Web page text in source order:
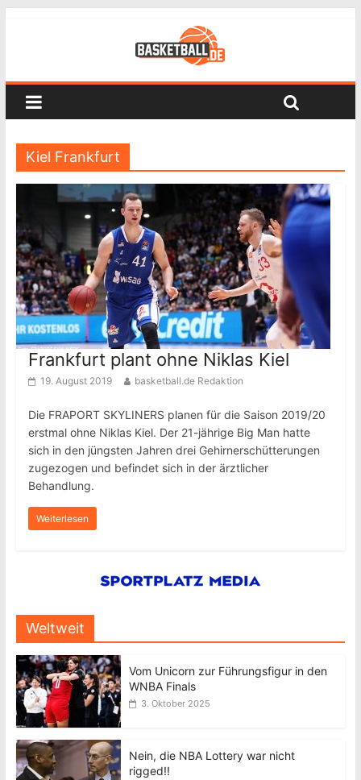
Kiel Frankfurt
Frankfurt plant ohne Niklas Kiel
19. August 2019 basketball.de Redaktion
Die FRAPORT SKYLINERS planen für die Saison 2019/20
erstmal ohne Niklas Kiel. Der 21-jährige Big Man hatte
sich in den jüngsten Jahren drei Gehirnerschütterungen
zugezogen und befindet sich in der ärztlicher
Behandlung.
Weiterlesen
Weltweit
Vom Unicorn zur Führungsfigur in den
WNBA Finals
3. Oktober 2025
Nein, die NBA Lottery war nicht
rigged!!